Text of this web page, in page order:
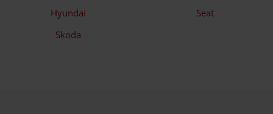
Hyundai
Seat
Skoda